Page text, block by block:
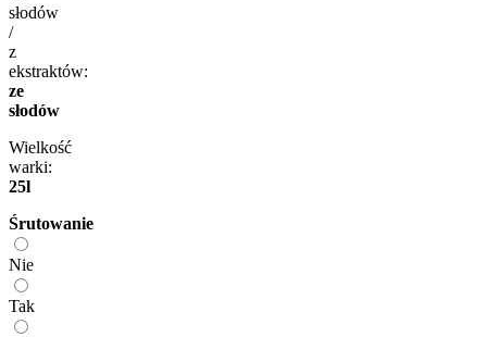
słodów
/
z
ekstraktów:
ze
słodów
Wielkość
warki:
25l
Śrutowanie
Nie
Tak